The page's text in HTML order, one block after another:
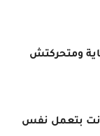
ومتحركتش
أنت بتعمل نفس